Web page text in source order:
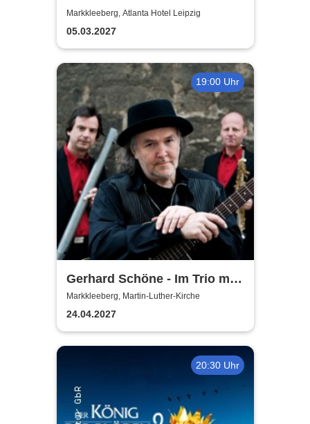
Markkleeberg, Atlanta Hotel Leipzig
05.03.2027
19:00 Uhr
Gerhard Schöne - Im Trio mit
Orgel & Sax: Ich öffne die Tür
weit am Abend
Markkleeberg, Martin-Luther-Kirche
24.04.2027
20:30 Uhr